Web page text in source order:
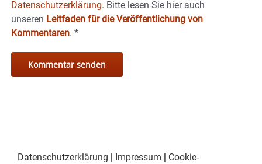
Datenschutzerklärung. Bitte lesen Sie hier auch
unseren Leitfaden für die Veröffentlichung von
Kommentaren. *
Datenschutzerklärung Impressum
Cookie-